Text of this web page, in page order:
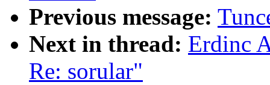
Previous message:
Next in thread: Erdinc
Re: sorular"